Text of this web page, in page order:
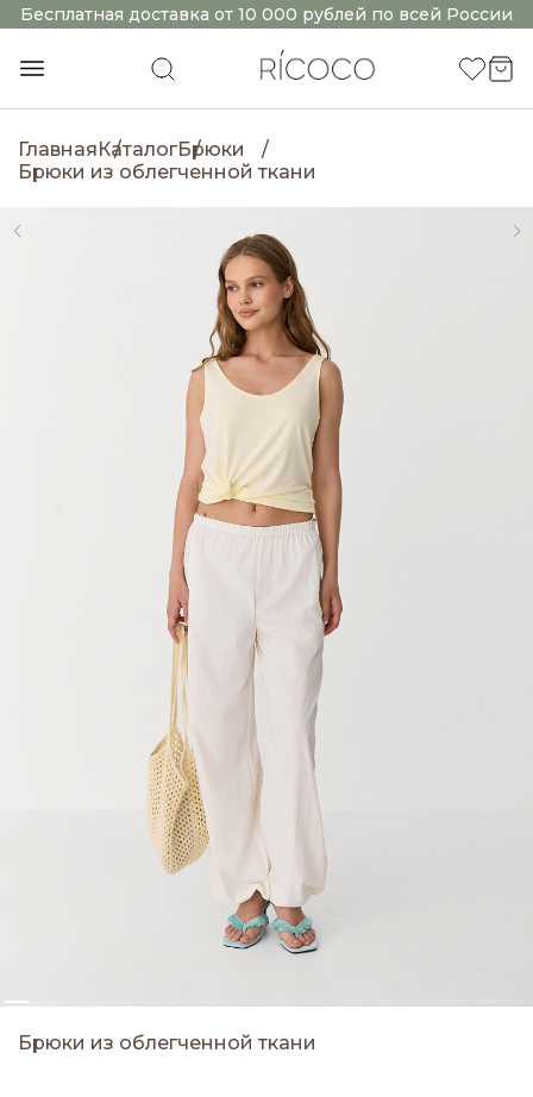
Бесплатная доставка от 10 000 рублей по всей России
ГлавнаяКаталогБрюки
Брюки из облегченной ткани
Брюки из облегченной ткани